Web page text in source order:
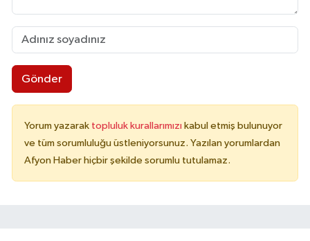
Gönder
Yorum yazarak topluluk kurallarımızı kabul etmiş bulunuyor
ve tüm sorumluluğu üstleniyorsunuz. Yazılan yorumlardan
Afyon Haber hiçbir şekilde sorumlu tutulamaz.